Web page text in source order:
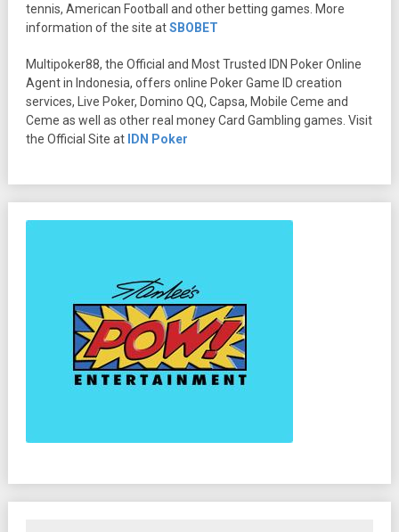
tennis, American Football and other betting games. More
information of the site atSBOBET
Multipoker88, the Official and Most Trusted IDN Poker Online
Agent in Indonesia, offers online Poker Game ID creation
services, Live Poker, Domino QQ, Capsa, Mobile Ceme and
Ceme as well as other real money Card Gambling games. Visit
the Official Site at IDN Poker